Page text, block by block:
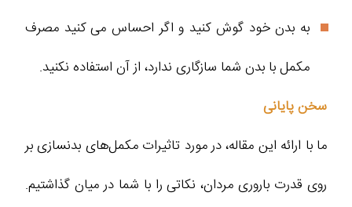
به بدن خود گوش کنید و اگر احساس می کنید مصرف
مکمل با بدن شما سازگاری ندارد، از آن استفاده نکنید.
سخن پایانی
ما با ارائه این مقاله، در مورد تاثیرات مکمل‌های بدنسازی بر
روی قدرت باروری مردان، نکاتی را با شما در میان گذاشتیم.